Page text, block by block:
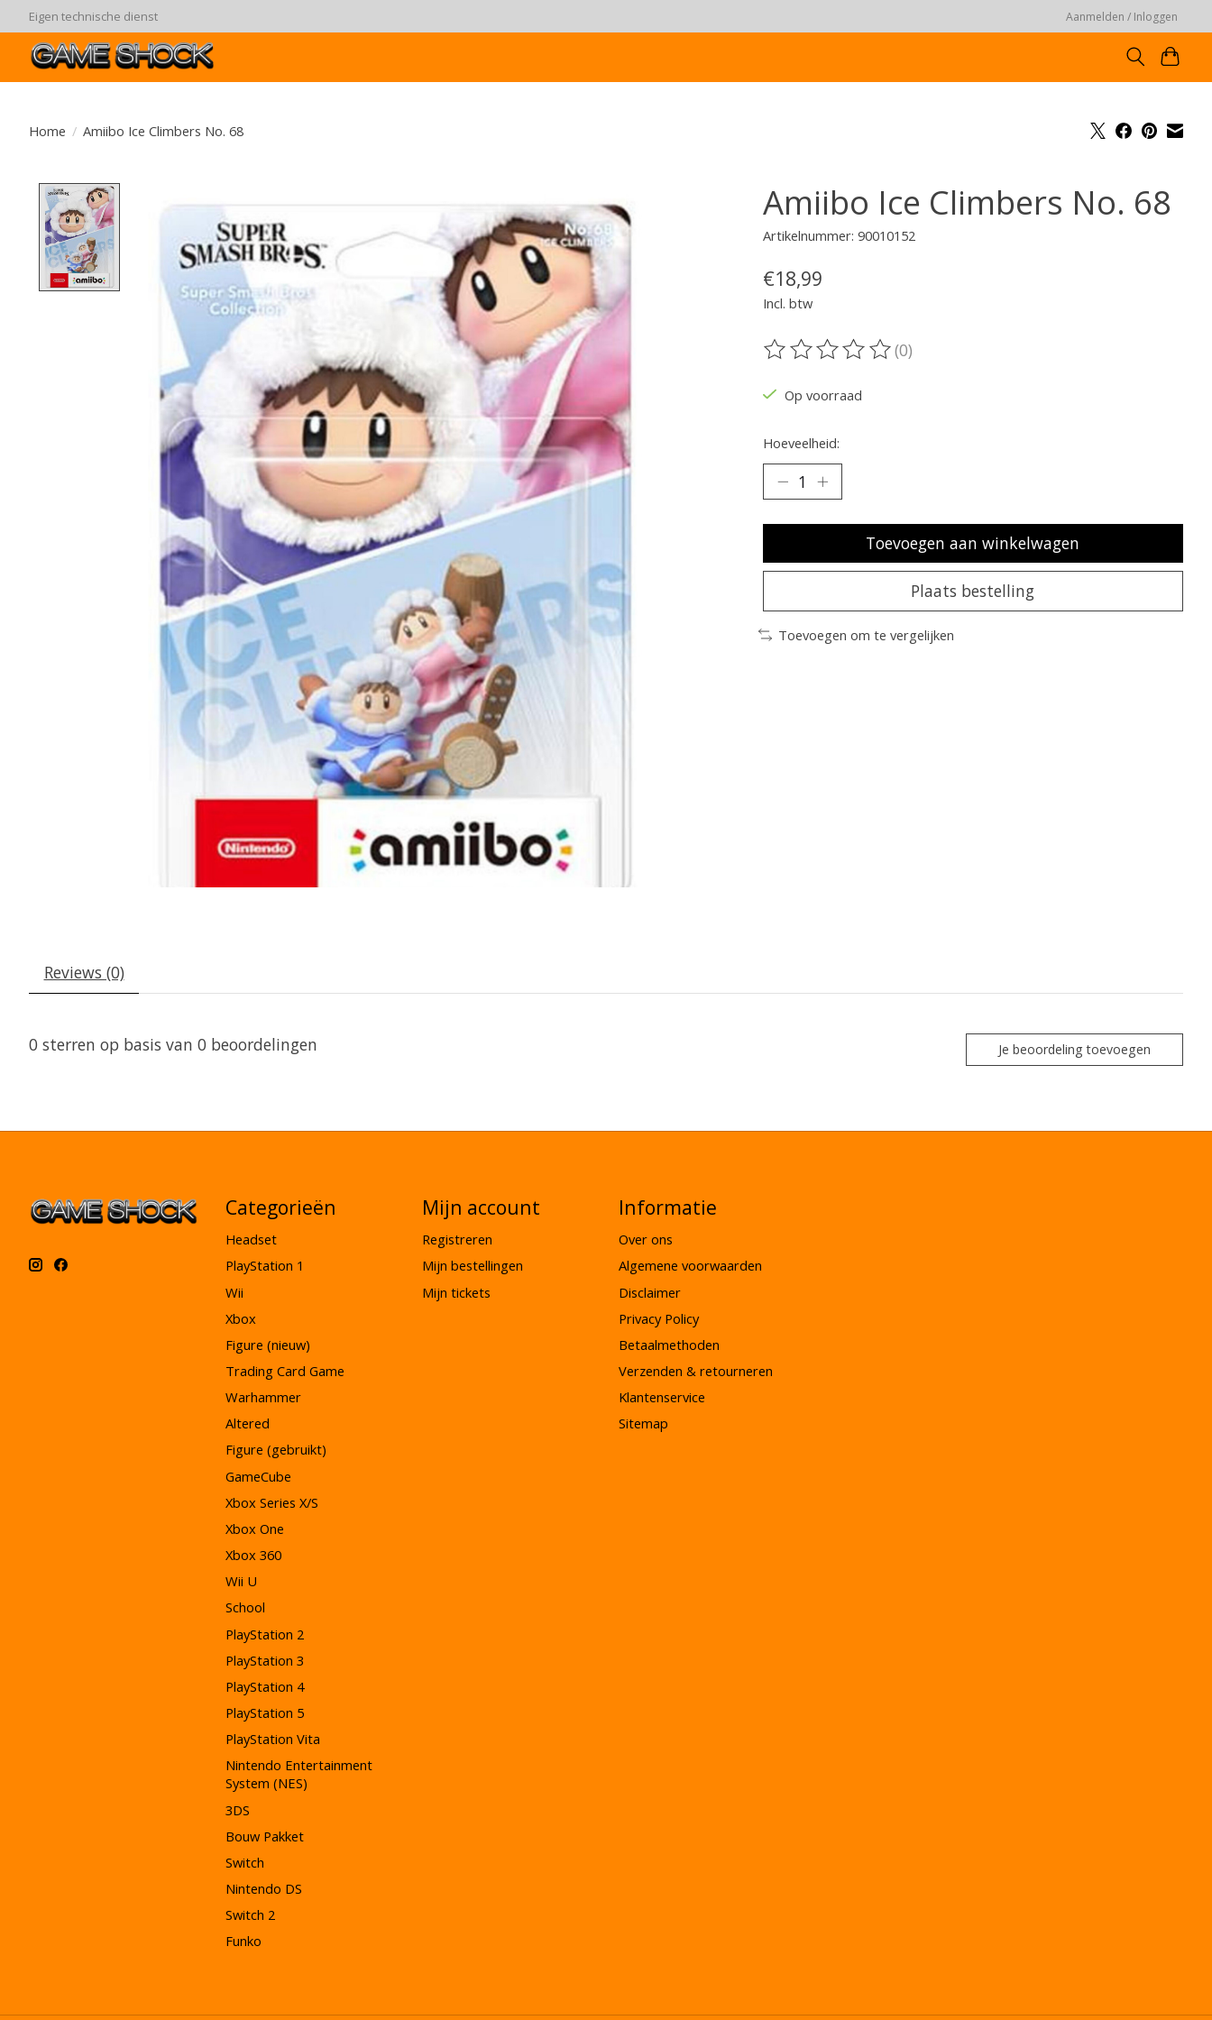
Eigen technische dienst Aanmelden / Inloggen
Home / Amiibo Ice Climbers No. 68
Amiibo Ice Climbers No. 68
Artikelnummer: 90010152
€18,99
Incl. btw
De beoordeling van dit product is
(0)
Op voorraad
Hoeveelheid:
Toevoegen aan winkelwagen
Plaats bestelling
Toevoegen om te vergelijken
Reviews (0)
0 sterren op basis van 0 beoordelingen Je beoordeling toevoegen
Categorieën
Headset
PlayStation 1
Wii
Xbox
Figure (nieuw)
Trading Card Game
Warhammer
Altered
Figure (gebruikt)
GameCube
Xbox Series X/S
Xbox One
Xbox 360
Wii U
School
PlayStation 2
PlayStation 3
PlayStation 4
PlayStation 5
PlayStation Vita
Nintendo Entertainment
System (NES)
3DS
Bouw Pakket
Switch
Nintendo DS
Switch 2
Funko
Mijn account
Registreren
Mijn bestellingen
Mijn tickets
Informatie
Over ons
Algemene voorwaarden
Disclaimer
Privacy Policy
Betaalmethoden
Verzenden & retourneren
Klantenservice
Sitemap